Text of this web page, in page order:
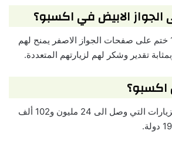
الابيض في اكسبو؟
لمن لديهم اكثر من 100 ختم على صفحات الجواز الاصفر يمنح لهم
تقدير وشكر لهم لزيارتهم المتعددة.
ما تم احصائه هو عدد الزيارات التي وصل الى 24 مليون و102 ألف